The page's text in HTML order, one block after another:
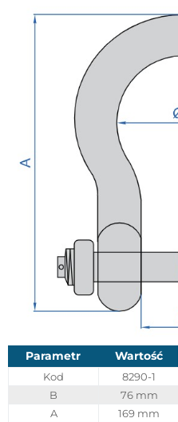
Parametr Wartość
Kod
8290-1
B
76 mm
A
169 mm